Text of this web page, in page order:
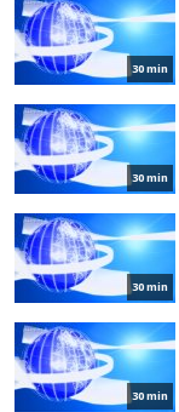
30 min
30 min
30 min
30 min